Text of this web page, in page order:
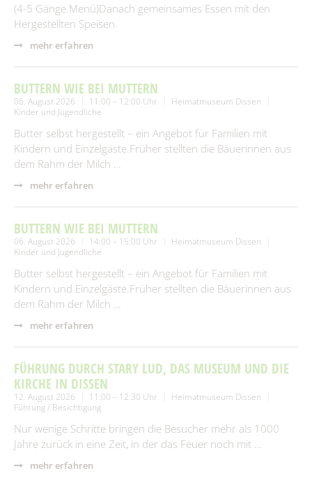
(4-5 Gänge Menü)Danach gemeinsames Essen mit den
Hergestellten Speisen.
mehr erfahren
BUTTERN WIE BEI MUTTERN
06. August 2026 11:00 – 12:00 Uhr
Heimatmuseum Dissen
Kinder und Jugendliche
Butter selbst hergestellt – ein Angebot für Familien mit
Kindern und Einzelgäste.Früher stellten die Bäuerinnen aus
dem Rahm der Milch …
mehr erfahren
BUTTERN WIE BEI MUTTERN
06. August 2026 14:00 – 15:00 Uhr
Heimatmuseum Dissen
Kinder und Jugendliche
Butter selbst hergestellt – ein Angebot für Familien mit
Kindern und Einzelgäste.Früher stellten die Bäuerinnen aus
dem Rahm der Milch …
mehr erfahren
FÜHRUNG DURCH STARY LUD, DAS MUSEUM UND DIE
KIRCHE IN DISSEN
12. August 2026 11:00 – 12:30 Uhr
Heimatmuseum Dissen
Führung / Besichtigung
Nur wenige Schritte bringen die Besucher mehr als 1000
Jahre zurück in eine Zeit, in der das Feuer noch mit …
mehr erfahren